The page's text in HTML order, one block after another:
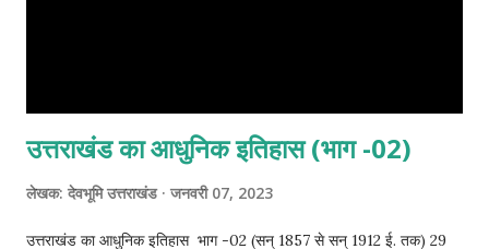
उत्तराखंड का आधुनिक इतिहास (भाग -02)
लेखक: देवभूमि उत्तराखंड जनवरी 07, 2023
उत्तराखंड का आधुनिक इतिहास भाग -02 (सन् 1857 से सन् 1912 ई. तक) 29